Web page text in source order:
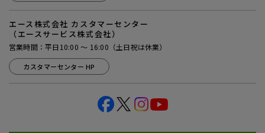
エース株式会社 カスタマーセンター
（エースサービス株式会社）
営業時間：平日10:00 ～ 16:00（土日祝は休業）
カスタマーセンター HP